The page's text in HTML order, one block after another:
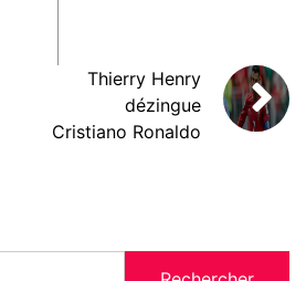
Thierry Henry
dézingue
Cristiano Ronaldo